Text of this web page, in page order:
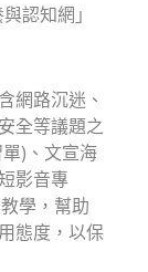
認知網」
網路沉迷、
全等議題之
)、文宣海
影音專
學，幫助
態度，以保